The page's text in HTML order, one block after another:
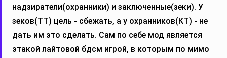
надзиратели(охранники) и заключенные(зеки). У
зеков(ТТ) цель - сбежать, а у охранников(КТ) - не
дать им это сделать. Сам по себе мод является
этакой лайтовой бдсм игрой, в которым по мимо